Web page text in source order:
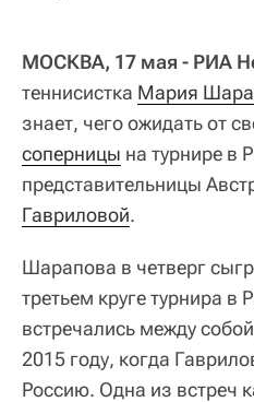
МОСКВА, 17 мая - РИА
теннисистка Мария
знает, чего ожидать от
соперницы на турнире в
представительницы
Гавриловой.
Шарапова в четверг
третьем круге турнира в
встречались между
2015 году, когда
Россию. Одна из встреч